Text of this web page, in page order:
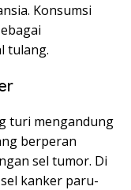
Konsumsi
tulang.
turi mengandung
berperan
sel tumor. Di
kanker paru-